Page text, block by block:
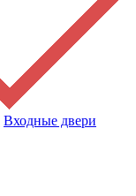
Входные двери